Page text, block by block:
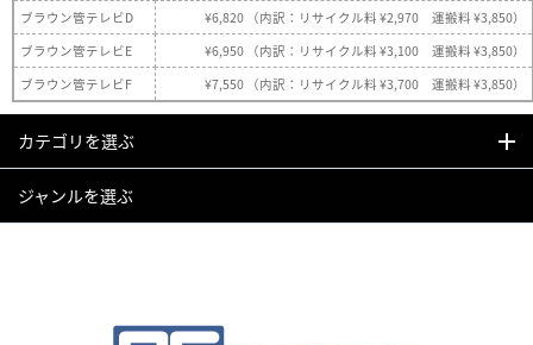
ブラウン管テレビD
¥6,820 （内訳：リサイクル料 ¥2,970 運搬料 ¥3,850）
ブラウン管テレビE
¥6,950 （内訳：リサイクル料 ¥3,100 運搬料 ¥3,850）
ブラウン管テレビF
¥7,550 （内訳：リサイクル料 ¥3,700 運搬料 ¥3,850）
カテゴリを選ぶ
ジャンルを選ぶ